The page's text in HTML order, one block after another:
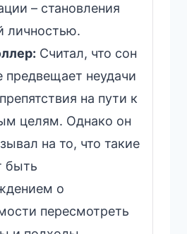
– становления
личностью.
Считал, что сон
предвещает неудачи
на пути к
целям. Однако он
на то, что такие
быть
о
пересмотреть